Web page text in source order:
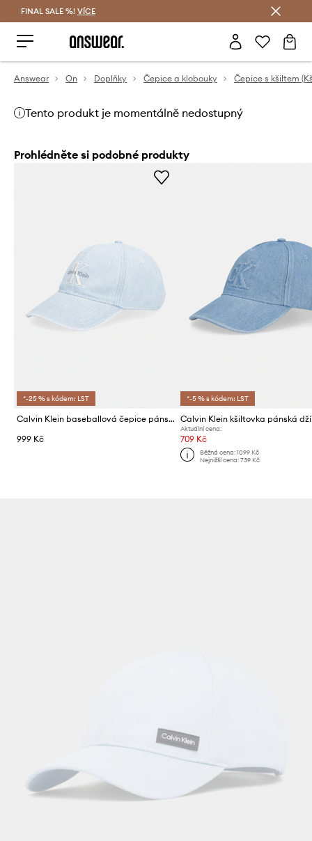
FINAL SALE %! VÍCE
Answear On Doplňky Čepice a klobouky Čepice s kšiltem
Tento produkt je momentálně nedostupný
Prohlédněte si podobné produkty
*-25 % s kódem: LST
Calvin Klein baseballová čepice pánská džínová
999 Kč
*-5 % s kódem: LST
Calvin Klein kšiltovka pánská
Aktuální cena:
709 Kč
Běžná cena: 1099 Kč
Nejnižší cena: 739 Kč